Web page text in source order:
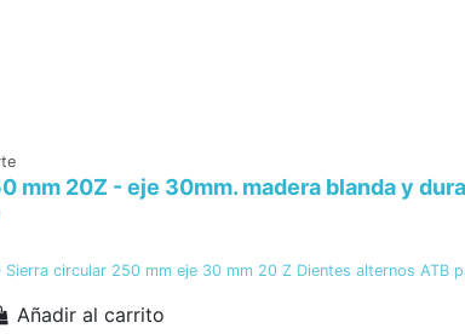
mm 20Z - eje 30mm. madera blanda y dura
Sierra circular 250 mm eje 30 mm 20 Z Dientes alternos ATB
Añadir al carrito